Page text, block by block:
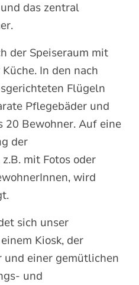
das zentral
der Speiseraum mit
In den nach
Flügeln
Pflegebäder und
20 Bewohner. Auf eine
der
mit Fotos oder
wird
sich unser
Kiosk, der
und einer gemütlichen
und